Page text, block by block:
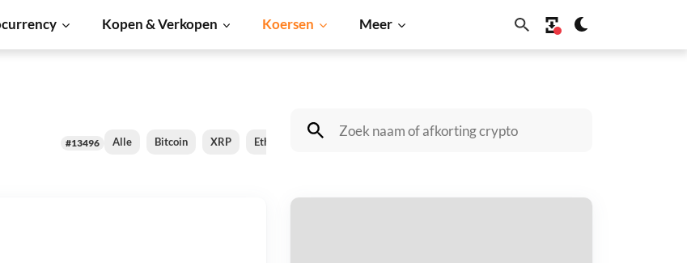
Kopen & Verkopen Koersen Meer
#13496 Alle Bitcoin XRP Ethereum Cardano Dogecoin